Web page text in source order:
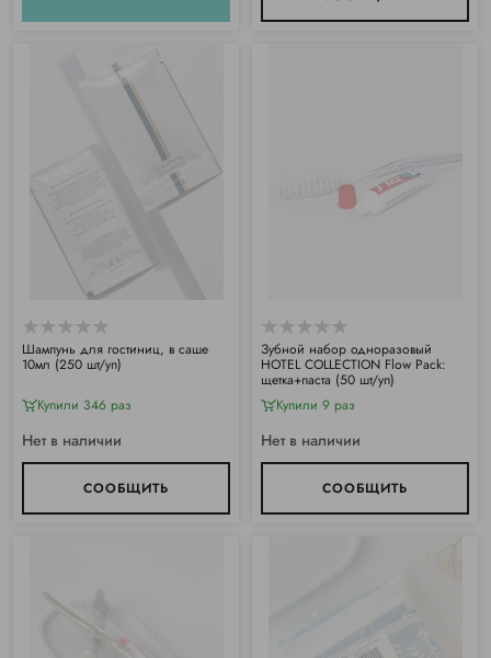
Шампунь для гостиниц, в саше
10мл (250 шт/уп)
Купили 346 раз
Нет в наличии
СООБЩИТЬ
Зубной набор одноразовый
HOTEL COLLECTION Flow Pack:
щетка+паста (50 шт/уп)
Купили 9 раз
Нет в наличии
СООБЩИТЬ